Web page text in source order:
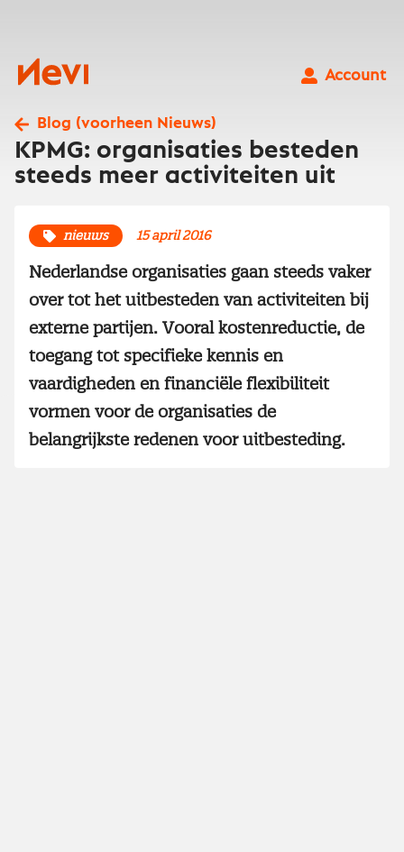
Nevi
Account
Blog (voorheen Nieuws)
KPMG: organisaties besteden
steeds meer activiteiten uit
nieuws 15 april 2016
Nederlandse organisaties gaan steeds vaker
over tot het uitbesteden van activiteiten bij
externe partijen. Vooral kostenreductie, de
toegang tot specifieke kennis en
vaardigheden en financiële flexibiliteit
vormen voor de organisaties de
belangrijkste redenen voor uitbesteding.